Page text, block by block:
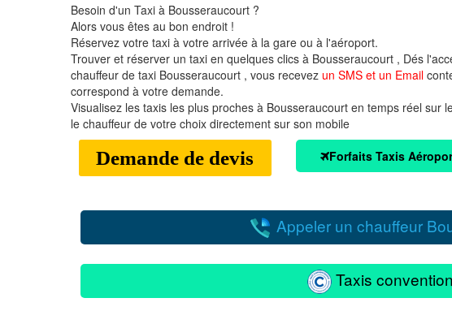
Besoin d'un Taxi à Bousseraucourt ?
Alors vous êtes au bon endroit !
Réservez votre taxi à votre arrivée à la gare ou à l'aéroport.
Trouver et réserver un taxi en quelques clics à Bousseraucourt , Dés
chauffeur de taxi Bousseraucourt , vous recevez un SMS et un Email
correspond à votre demande.
Visualisez les taxis les plus proches à Bousseraucourt en temps réel sur
le chauffeur de votre choix directement sur son mobile
Demande de devis Forfaits Taxis
Appeler un chauffeur
Taxis